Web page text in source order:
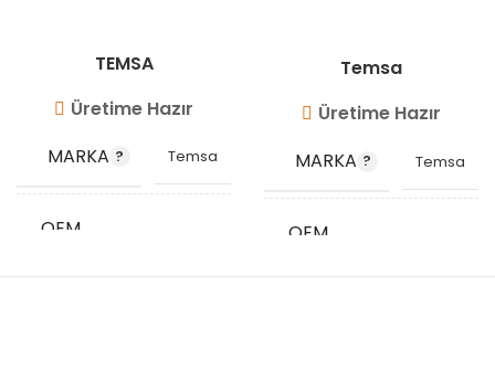
TEMSA
Üretime Hazır
MARKA
Temsa
OEM
Temsa
Üretime Hazır
MARKA
Temsa
OEM